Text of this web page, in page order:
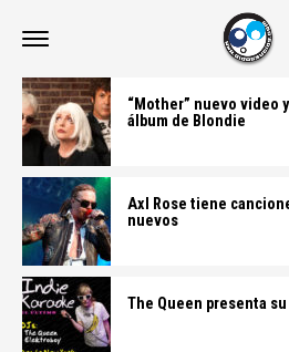
“Mother” nuevo video
álbum de Blondie
Axl Rose tiene
nuevos
The Queen presenta